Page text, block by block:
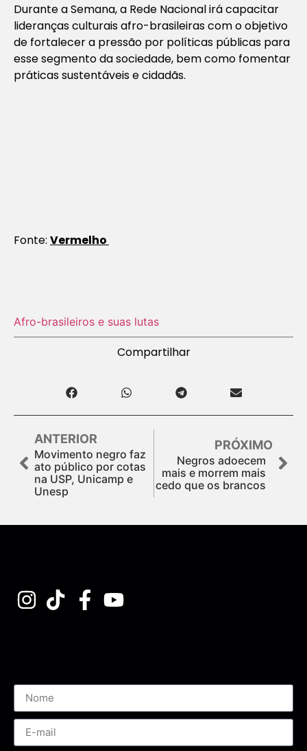
Durante a Semana, a Rede Nacional irá capacitar
lideranças culturais afro-brasileiras com o objetivo
de fortalecer a pressão por políticas públicas para
esse segmento da sociedade, bem como fomentar
práticas sustentáveis e cidadãs.
Fonte: Vermelho
Afro-brasileiros e suas lutas
Compartilhar
ANTERIOR
Movimento negro faz
ato público por cotas
na USP, Unicamp e
Unesp
PRÓXIMO
Negros adoecem
mais e morrem mais
cedo que os brancos